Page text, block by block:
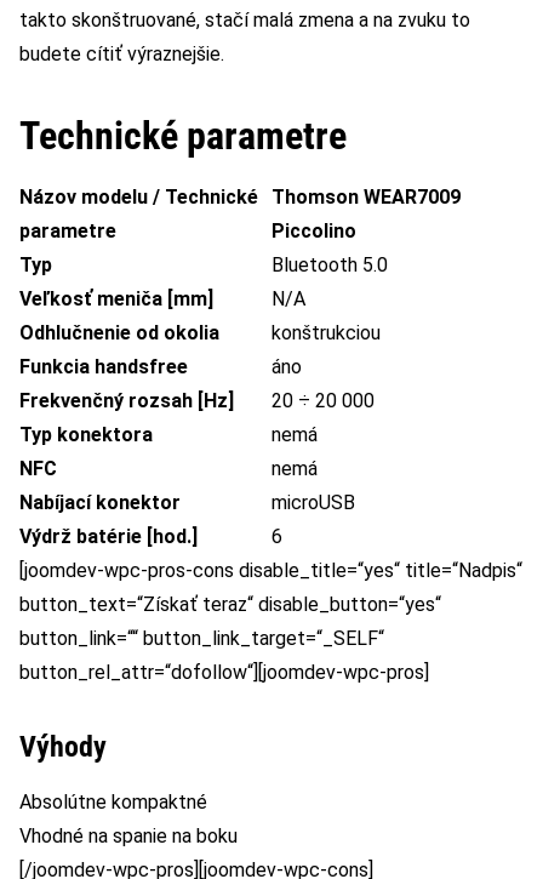
takto skonštruované, stačí malá zmena a na zvuku to
budete cítiť výraznejšie.
Technické parametre
Názov modelu / Technické
parametre
Thomson WEAR7009
Piccolino
Typ
Bluetooth 5.0
Veľkosť meniča [mm]
N/A
Odhlučnenie od okolia
konštrukciou
Funkcia handsfree
áno
Frekvenčný rozsah [Hz]
20 ÷ 20 000
Typ konektora
nemá
NFC
nemá
Nabíjací konektor
microUSB
Výdrž batérie [hod.]
6
[joomdev-wpc-pros-cons disable_title=“yes“ title=“Nadpis“
button_text=“Získať teraz“ disable_button=“yes“
button_link=““ button_link_target=“_SELF“
button_rel_attr=“dofollow“][joomdev-wpc-pros]
Výhody
Absolútne kompaktné
Vhodné na spanie na boku
[/joomdev-wpc-pros][joomdev-wpc-cons]